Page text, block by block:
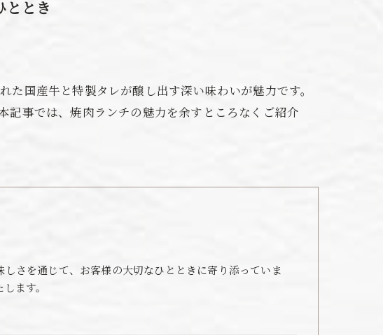
ととき
国産牛と特製タレが醸し出す深い味わいが魅力です。
記事では、焼肉ランチの魅力を余すところなくご紹介
さを通じて、お客様の大切なひとときに寄り添っていま
ます。